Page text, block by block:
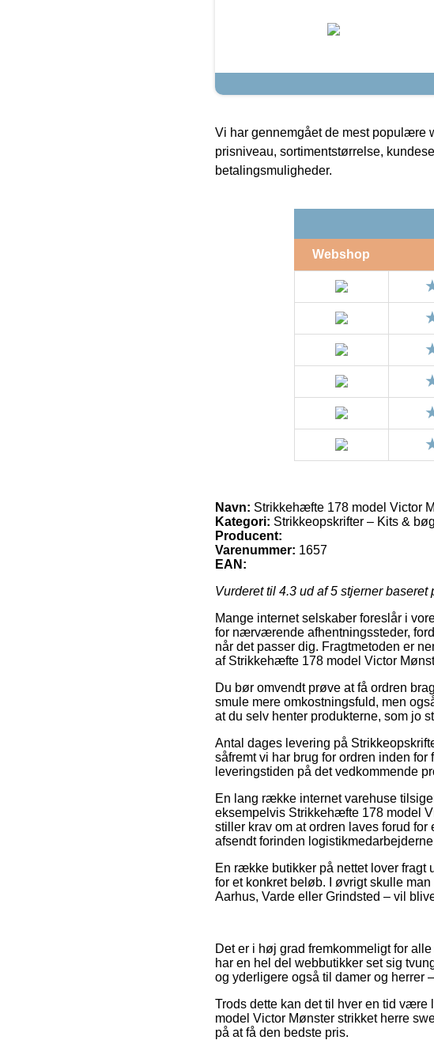
Vi har gennemgået de mest populære
prisniveau, sortimentstørrelse,
betalingsmuligheder.
Webshop
Navn: Strikkehæfte 178 model Victor
Kategori: Strikkeopskrifter – Kits &
Producent:
Varenummer: 1657
EAN:
Vurderet til 4.3 ud af 5 stjerner baseret
Mange internet selskaber foreslår i
for nærværende afhentningssteder,
når det passer dig. Fragtmetoden er
af Strikkehæfte 178 model Victor
Du bør omvendt prøve at få ordren
smule mere omkostningsfuld, men
at du selv henter produkterne, som jo
Antal dages levering på
såfremt vi har brug for ordren inden
leveringstiden på det vedkommende
En lang række internet varehuse
eksempelvis Strikkehæfte 178 model
stiller krav om at ordren laves forud
afsendt forinden
En række butikker på nettet lover fragt
for et konkret beløb. I øvrigt skulle
Aarhus, Varde eller Grindsted – vil
Det er i høj grad fremkommeligt for
har en hel del webbutikker set sig
og yderligere også til damer og herrer
Trods dette kan det til hver en tid
model Victor Mønster strikket herre
på at få den bedste pris.